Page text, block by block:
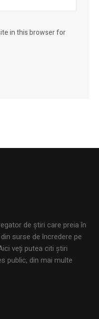
in this browser for
de ştiri care preia în
surse de încredere pe
veţi putea citi ştiri
public, din mai multe